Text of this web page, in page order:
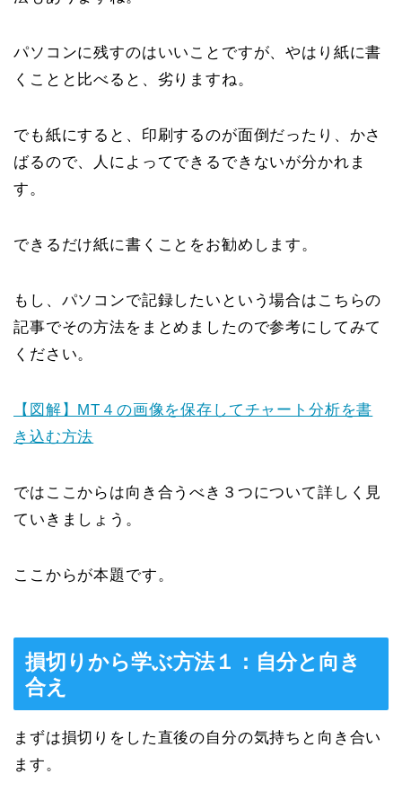
パソコンに残すのはいいことですが、やはり紙に書
くことと比べると、劣りますね。
でも紙にすると、印刷するのが面倒だったり、かさ
ばるので、人によってできるできないが分かれま
す。
できるだけ紙に書くことをお勧めします。
もし、パソコンで記録したいという場合はこちらの
記事でその方法をまとめましたので参考にしてみて
ください。
【図解】MT４の画像を保存してチャート分析を書
き込む方法
ではここからは向き合うべき３つについて詳しく見
ていきましょう。
ここからが本題です。
損切りから学ぶ方法１：自分と向き
合え
まずは損切りをした直後の自分の気持ちと向き合い
ます。